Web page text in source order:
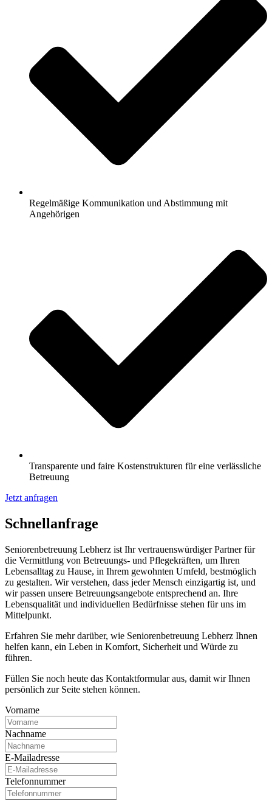
Regelmäßige Kommunikation und Abstimmung mit
Angehörigen
Transparente und faire Kostenstrukturen für eine verlässliche
Betreuung
Jetzt anfragen
Schnell­anfrage
Seniorenbetreuung Lebherz ist Ihr vertrauenswürdiger Partner für
die Vermittlung von Betreuungs- und Pflegekräften, um Ihren
Lebensalltag zu Hause, in Ihrem gewohnten Umfeld, bestmöglich
zu gestalten. Wir verstehen, dass jeder Mensch einzigartig ist, und
wir passen unsere Betreuungsangebote entsprechend an. Ihre
Lebensqualität und individuellen Bedürfnisse stehen für uns im
Mittelpunkt.
Erfahren Sie mehr darüber, wie Seniorenbetreuung Lebherz Ihnen
helfen kann, ein Leben in Komfort, Sicherheit und Würde zu
führen.
Füllen Sie noch heute das Kontaktformular aus, damit wir Ihnen
persönlich zur Seite stehen können.
Vorname
Nachname
E-Mailadresse
Telefonnummer